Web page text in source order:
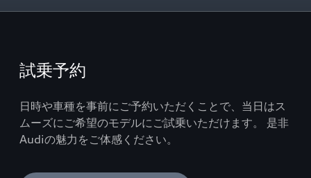
試乗予約
日時や車種を事前にご予約いただくことで、当日はス
ムーズにご希望のモデルにご試乗いただけます。 是非
Audiの魅力をご体感ください。